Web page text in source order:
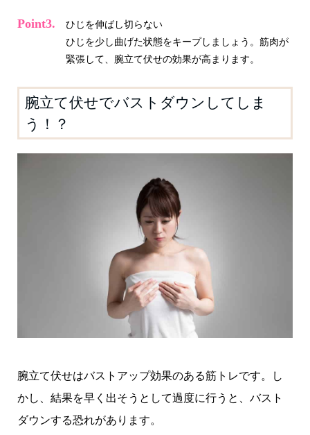
ひじを伸ばし切らない
ひじを少し曲げた状態をキープしましょう。筋肉が
緊張して、腕立て伏せの効果が高まります。
腕立て伏せでバストダウンしてしま
う！？
腕立て伏せはバストアップ効果のある筋トレです。し
かし、結果を早く出そうとして過度に行うと、バスト
ダウンする恐れがあります。